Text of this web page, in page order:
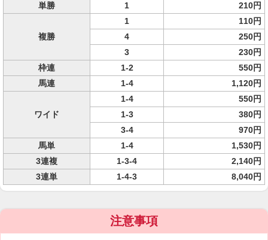
単勝 1 210円
複勝
1
110円
4
250円
3
230円
枠連
1-2
550円
馬連
1-4 1,120円
ワイド
1-4
550円
1-3
380円
3-4
970円
馬単
1-4
1,530円
3連複
1-3-4
2,140円
3連単
1-4-3 8,040円
注意事項